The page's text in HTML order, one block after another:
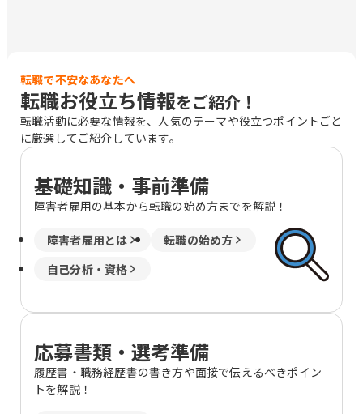
転職で不安なあなたへ
転職お役立ち情報をご紹介！
転職活動に必要な情報を、人気のテーマや役立つポイントごと
に厳選してご紹介しています。
基礎知識・事前準備
障害者雇用の基本から転職の始め方までを解説！
障害者雇用とは
転職の始め方
自己分析・資格
応募書類・選考準備
履歴書・職務経歴書の書き方や面接で伝えるべきポイン
トを解説！